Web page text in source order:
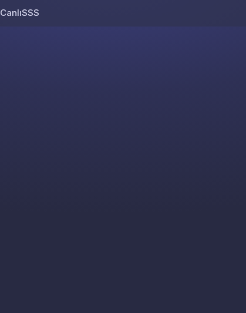
CanlıSSS